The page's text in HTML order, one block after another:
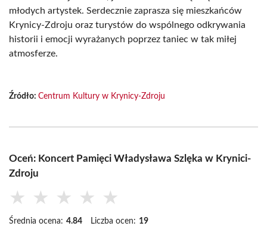
młodych artystek. Serdecznie zaprasza się mieszkańców
Krynicy-Zdroju oraz turystów do wspólnego odkrywania
historii i emocji wyrażanych poprzez taniec w tak miłej
atmosferze.
Źródło: Centrum Kultury w Krynicy-Zdroju
Oceń: Koncert Pamięci Władysława Szlęka w Krynici-
Zdroju
★ ★ ★ ★ ★
Średnia ocena: 4.84 Liczba ocen: 19